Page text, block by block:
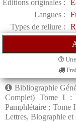
Editions originales :
Langues :
Types de reliure :
Bibliographie
Complet) Tome I :
Pamphlétaire ; Tome
Lettres, Biographie et